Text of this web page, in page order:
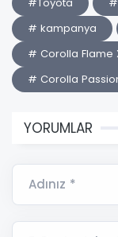
# kampanya
# Corolla Flame
# Corolla
YORUMLAR
Adınız *